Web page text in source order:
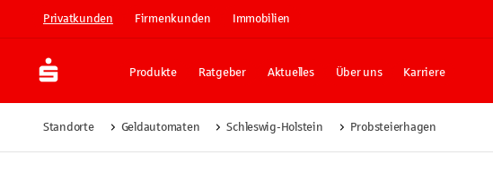
Privatkunden Firmenkunden Immobilien
Produkte Ratgeber Aktuelles Über uns Karriere
Standorte Geldautomaten Schleswig-Holstein Probsteierhagen